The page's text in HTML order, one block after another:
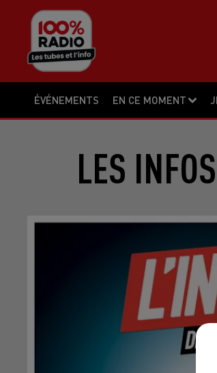
ÉVÉNEMENTS EN CE MOMENT
LES